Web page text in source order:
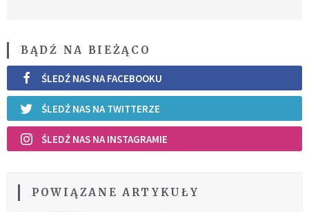
BĄDŹ NA BIEŻĄCO
ŚLEDŹ NAS NA FACEBOOKU
ŚLEDŹ NAS NA TWITTERZE
ŚLEDŹ NAS NA INSTAGRAMIE
POWIĄZANE ARTYKUŁY